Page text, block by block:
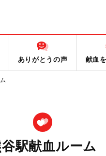
ありがとうの声 献血
駅献血ルーム